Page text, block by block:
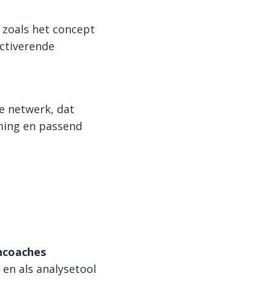
het concept
netwerk, dat
en passend
als analysetool